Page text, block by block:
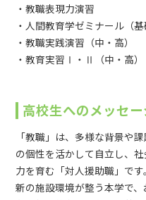
・教職表現力演習
・人間教育学ゼミナール（基
・教職実践演習（中・高）
・教育実習Ⅰ・Ⅱ（中・高）
高校生へのメッセー
「教職」は、多様な背景や
の個性を活かして自立し、
力を育む「対人援助職」で
新の施設環境が整う本学で